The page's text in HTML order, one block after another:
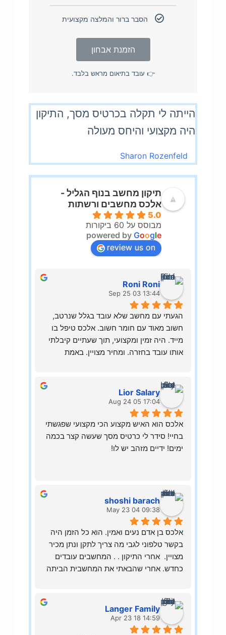
הסבר ברור והמלצה מקצועית
הזמנת אבחון
👉 עובד בתיאום מראש בלבד.
הייתה לי תקלה בכרטיס מסך, התיקון
היה מקצועי והיחס מעולה
Sharon Rozenfeld
תיקון מחשב בנוף הגליל -
אלכס מחשבים ורשתות
5.0
מבוסס על 60 ביקורות
powered by Google
review us on
Roni Roni
13:44 03 Sep 25
אותו עובד בחזרה. ומחיר מצויין. באמת
Lior Salary
17:04 05 Aug 24
ימים! ידיים מזהב יש לו!
shoshi barach
09:38 04 May 23
בקשר טלפוני לגבי מה צריך לתקן ונתן מכיר
זאת הוא עזר לי לפתור את
!!זה. אני ממליצה בחום.
Langer Family
14:59 18 Apr 23